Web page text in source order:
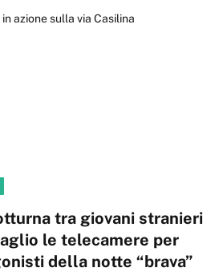
tra giovani stranieri
le telecamere per
della notte “brava”